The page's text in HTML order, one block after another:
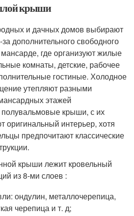
крыши
и дачных домов выбирают
дополнительного свободного
где организуют жилые
комнаты, детские, рабочее
гостиные. Холодное
утепляют разными
этажей
крыши, с их
оригинальный интерьер, хотя
предпочитают классические
крыши лежит кровельный
из 8-ми слоев :
ондулин, металлочерепица,
черепица и т. д;